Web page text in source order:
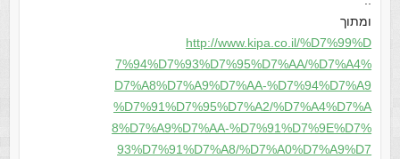
ומתוך
http://www.kipa.co.il/%D7%99%D
7%94%D7%93%D7%95%D7%AA/%D7%A4%
D7%A8%D7%A9%D7%AA-%D7%94%D7%A9
%D7%91%D7%95%D7%A2/%D7%A4%D7%A
8%D7%A9%D7%AA-%D7%91%D7%9E%D7%
93%D7%91%D7%A8/%D7%A0%D7%A9%D7